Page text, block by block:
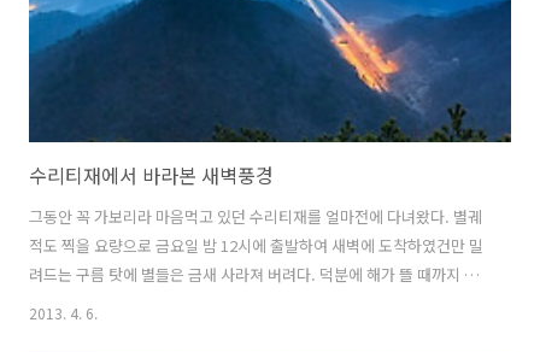
수리티재에서 바라본 새벽풍경
그동안 꼭 가보리라 마음먹고 있던 수리티재를 얼마전에 다녀왔다. 별궤
적도 찍을 요량으로 금요일 밤 12시에 출발하여 새벽에 도착하였건만 밀
려드는 구름 탓에 별들은 금새 사라져 버려다. 덕분에 해가 뜰 때까지 아
직 추운 날씨에 벌벌 떨면서 기다릴 수 밖에 없었는데 가는 날이 장날이
2013. 4. 6.